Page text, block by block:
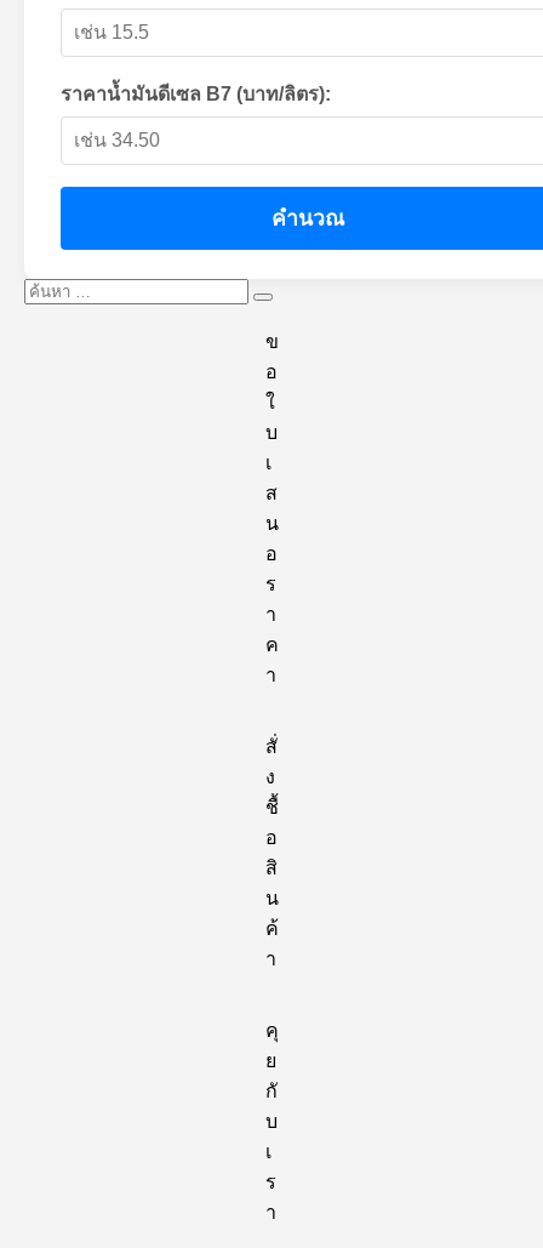
ราคาน้ำมันดีเซล B7 (บาท/ลิตร):
คำนวณ
ค้นหา:
ข
อ
ใ
บ
เ
ส
น
อ
ร
า
ค
า
สั่
ง
ชื้
อ
สิ
น
ค้
า
คุ
ย
กั
บ
เ
ร
า